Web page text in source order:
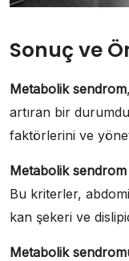
Sonuç ve
Metabolik sendrom
artıran bir
faktörlerini ve
Metabolik sendrom
Bu kriterler,
kan şekeri ve
Metabolik